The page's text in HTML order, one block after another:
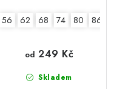
9256 62 68 74 80 86
Skladem
od 249 Kč